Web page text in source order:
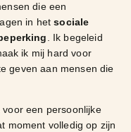
die een
in hetsociale
. Ik begeleid
ik mij hard voor
geven aan mensen die
een persoonlijke
moment volledig op zijn